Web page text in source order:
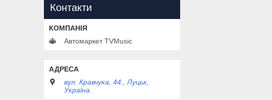
Контакти
Автомаркет TVMusic
вул. Кравчука, 44., Луцьк,
Україна